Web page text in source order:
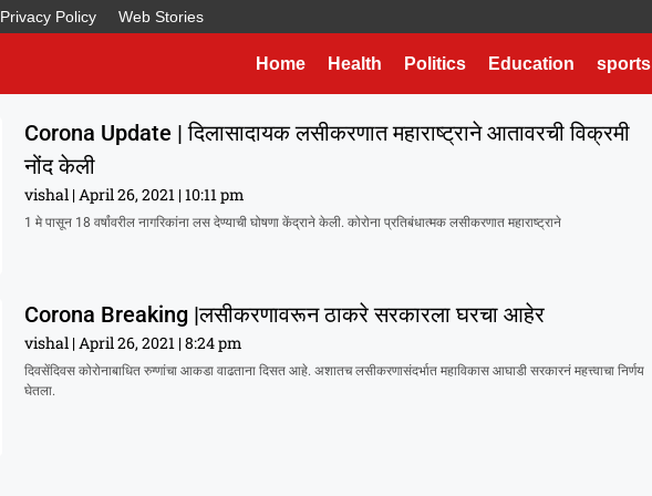
Privacy Policy Web Stories
Home Health Politics Education sports
Corona Update | दिलासादायक लसीकरणात महाराष्ट्राने आतावरची विक्रमी
नोंद केली
vishal April 26, 2021 10:11 pm
1 मे पासून 18 वर्षांवरील नागरिकांना लस देण्याची घोषणा केंद्राने केली. कोरोना प्रतिबंधात्मक लसीकरणात महाराष्ट्राने
Corona Breaking |लसीकरणावरून ठाकरे सरकारला घरचा आहेर
vishal April 26, 2021 8:24 pm
दिवसेंदिवस कोरोनाबाधित रुग्णांचा आकडा वाढताना दिसत आहे. अशातच लसीकरणासंदर्भात महाविकास आघाडी सरकारनं महत्त्वाचा निर्णय
घेतला.